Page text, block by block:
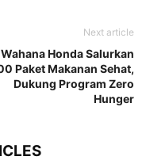
Next article
Wahana Honda Salurkan
Paket Makanan Sehat,
Dukung Program Zero
Hunger